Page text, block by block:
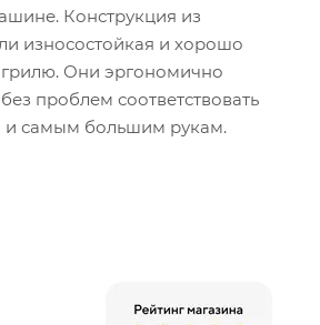
Конструкция из
износостойкая и хорошо
Они эргономично
проблем соответствовать
самым большим рукам.